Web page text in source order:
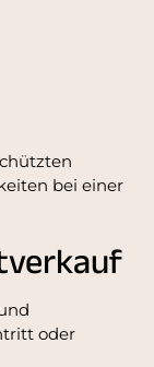
bei einer
oder